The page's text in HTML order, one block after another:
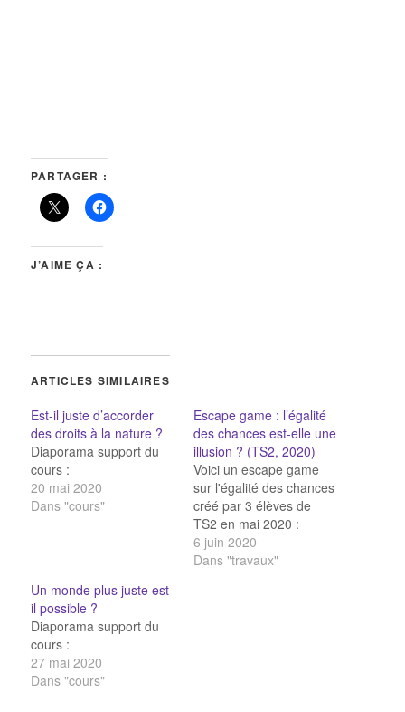
PARTAGER :
J’AIME ÇA :
ARTICLES SIMILAIRES
Est-il juste d’accorder
des droits à la nature ?
Diaporama support du
cours :
20 mai 2020
Dans "cours"
Escape game : l’égalité
des chances est-elle une
illusion ? (TS2, 2020)
Voici un escape game
sur l'égalité des chances
créé par 3 élèves de
TS2 en mai 2020 :
6 juin 2020
Dans "travaux"
Un monde plus juste est-
il possible ?
Diaporama support du
cours :
27 mai 2020
Dans "cours"